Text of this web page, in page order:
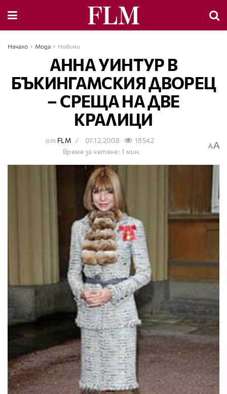
Начало Мода Новини
АННА УИНТУР В
БЪКИНГАМСКИЯ ДВОРЕЦ
– СРЕЩА НА ДВЕ
КРАЛИЦИ
от FLM 07.12.2008
18542
Време за четене: 1 мин.
AA